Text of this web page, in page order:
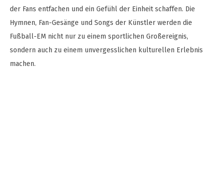
der Fans entfachen und ein Gefühl der Einheit schaffen. Die
Hymnen, Fan-Gesänge und Songs der Künstler werden die
Fußball-EM nicht nur zu einem sportlichen Großereignis,
sondern auch zu einem unvergesslichen kulturellen Erlebnis
machen.